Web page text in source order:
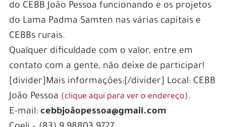
do CEBB João Pessoa funcionando e os projetos
do Lama Padma Samten nas várias capitais e
CEBBs rurais.
Qualquer dificuldade com o valor, entre em
contato com a gente, não deixe de participar!
[divider]Mais informações:[/divider] Local: CEBB
João Pessoa (clique aqui para ver o endereço) .
E-mail: cebbjoãopessoa@gmail.com